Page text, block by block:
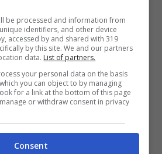
il motore,
biturbomontato “a
raggiungibili variano a
sognato, e possono
fino a 650 CV, nella
La Mercedes sfoggia
V8 biturbo da 4 litri,
be processed and information from
identifiers, and other device
accessed by and shared with 319
by this site. We and our partners
data. List of partners.
your personal data on the basis
you can object to by managing
for a link at the bottom of this page
or withdraw consent in privacy
Consent